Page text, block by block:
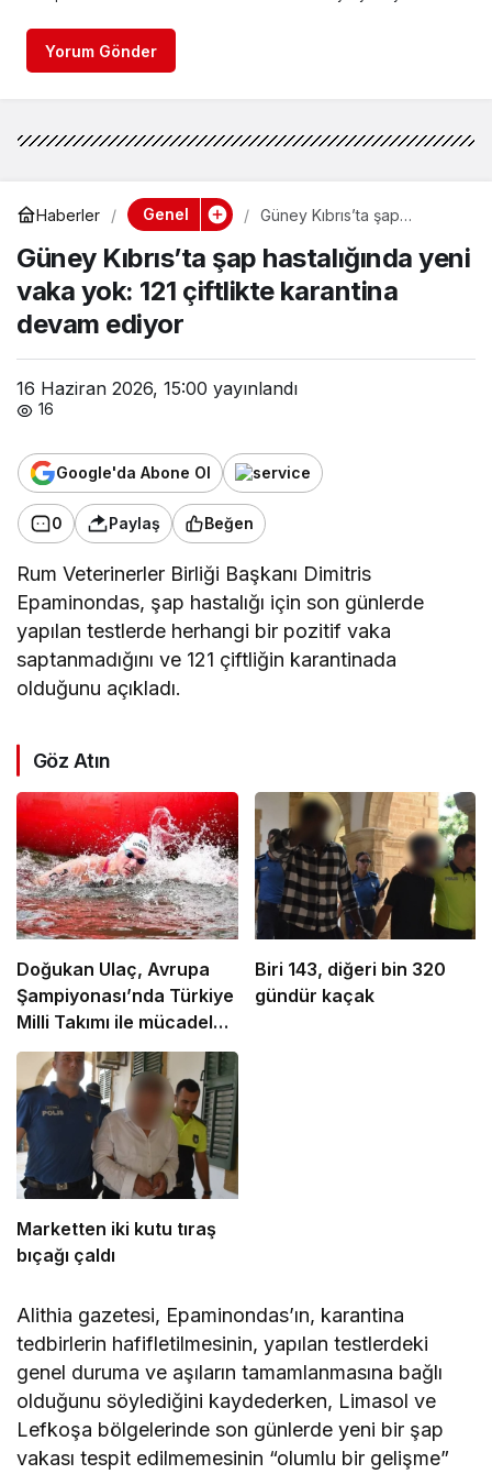
Yorum Gönder
Haberler Genel
Güney Kıbrıs’ta şap
121 çiftlikte karantina devam
ediyor
Güney Kıbrıs’ta şap hastalığında yeni
vaka yok: 121 çiftlikte karantina
devam ediyor
16 Haziran 2026, 15:00 yayınlandı
16
Google'da Abone Ol
0 Paylaş Beğen
Rum Veterinerler Birliği Başkanı Dimitris
Epaminondas, şap hastalığı için son günlerde
yapılan testlerde herhangi bir pozitif vaka
saptanmadığını ve 121 çiftliğin karantinada
olduğunu açıkladı.
Göz Atın
Doğukan Ulaç, Avrupa
Şampiyonası’nda Türkiye
Milli Takımı ile mücadele
etti
Biri 143, diğeri bin 320
gündür kaçak
Marketten iki kutu tıraş
bıçağı çaldı
Alithia gazetesi, Epaminondas’ın, karantina
tedbirlerin hafifletilmesinin, yapılan testlerdeki
genel duruma ve aşıların tamamlanmasına bağlı
olduğunu söylediğini kaydederken, Limasol ve
Lefkoşa bölgelerinde son günlerde yeni bir şap
vakası tespit edilmemesinin “olumlu bir gelişme”